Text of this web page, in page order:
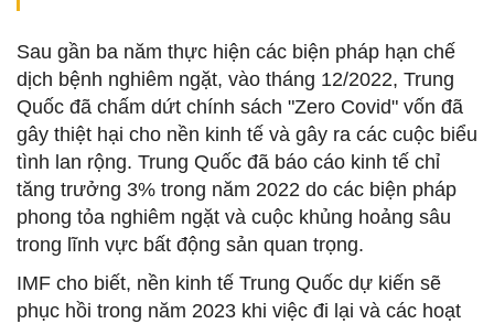
Sau gần ba năm thực hiện các biện pháp hạn chế
dịch bệnh nghiêm ngặt, vào tháng 12/2022, Trung
Quốc đã chấm dứt chính sách "Zero Covid" vốn đã
gây thiệt hại cho nền kinh tế và gây ra các cuộc biểu
tình lan rộng. Trung Quốc đã báo cáo kinh tế chỉ
tăng trưởng 3% trong năm 2022 do các biện pháp
phong tỏa nghiêm ngặt và cuộc khủng hoảng sâu
trong lĩnh vực bất động sản quan trọng.
IMF cho biết, nền kinh tế Trung Quốc dự kiến sẽ
phục hồi trong năm 2023 khi việc đi lại và các hoạt